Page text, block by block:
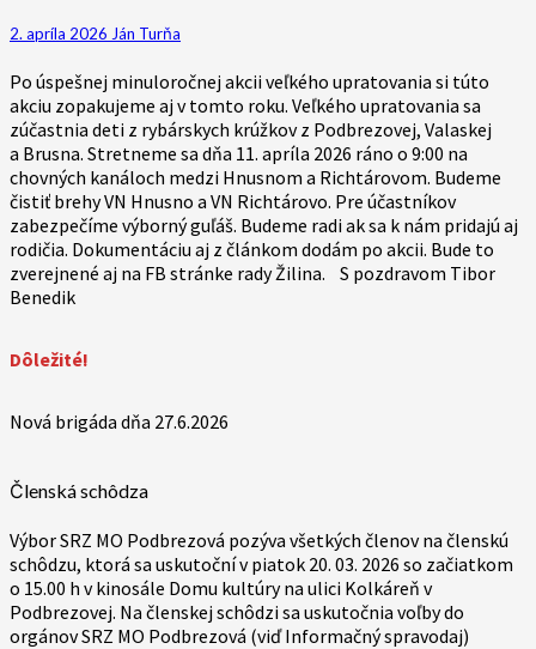
upratovania
2. apríla 2026 Ján Turňa
Po úspešnej minuloročnej akcii veľkého upratovania si túto
akciu zopakujeme aj v tomto roku. Veľkého upratovania sa
zúčastnia deti z rybárskych krúžkov z Podbrezovej, Valaskej
a Brusna. Stretneme sa dňa 11. apríla 2026 ráno o 9:00 na
chovných kanáloch medzi Hnusnom a Richtárovom. Budeme
čistiť brehy VN Hnusno a VN Richtárovo. Pre účastníkov
zabezpečíme výborný guľáš. Budeme radi ak sa k nám pridajú aj
rodičia. Dokumentáciu aj z článkom dodám po akcii. Bude to
zverejnené aj na FB stránke rady Žilina. S pozdravom Tibor
Benedik
Dôležité!
Nová brigáda dňa 27.6.2026
Členská schôdza
Výbor SRZ MO Podbrezová pozýva všetkých členov na členskú
schôdzu, ktorá sa uskutoční v piatok 20. 03. 2026 so začiatkom
o 15.00 h v kinosále Domu kultúry na ulici Kolkáreň v
Podbrezovej. Na členskej schôdzi sa uskutočnia voľby do
orgánov SRZ MO Podbrezová (viď Informačný spravodaj)